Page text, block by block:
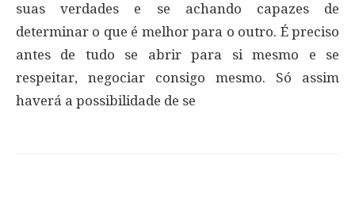
suas verdades e se achando capazes de
determinar o que é melhor para o outro. É preciso
antes de tudo se abrir para si mesmo e se
respeitar, negociar consigo mesmo. Só assim
haverá a possibilidade de se